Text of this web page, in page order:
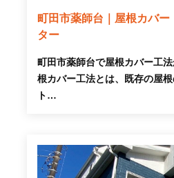
町田市薬師台｜屋根カバー
ター
町田市薬師台で屋根カバー工
根カバー工法とは、既存の屋
ト…